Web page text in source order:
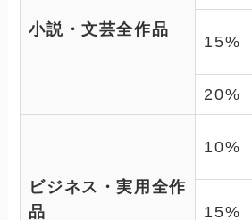
小説・文芸全作品
15%
20%
ビジネス・実用全作
品
10%
15%